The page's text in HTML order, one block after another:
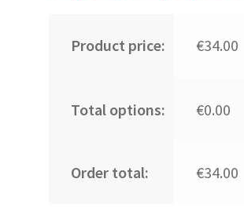
Product price: €34.00
Total options: €0.00
Order total: €34.00